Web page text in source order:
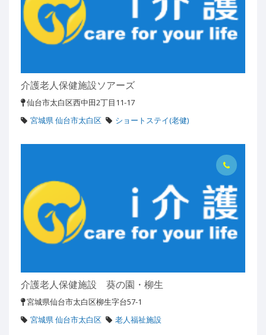
介護老人保健施設ソアーズ
仙台市太白区西中田2丁目11-17
宮城県 仙台市太白区
ショートステイ(老健)
介護老人保健施設 葵の園・柳生
宮城県仙台市太白区柳生字台57-1
宮城県 仙台市太白区
老人福祉施設